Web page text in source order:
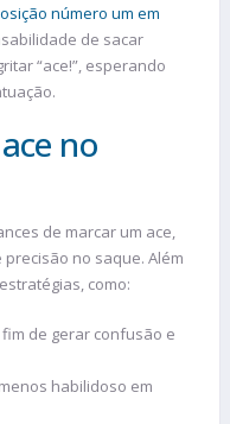
número um em
de sacar
“ace!”, esperando
no
de marcar um ace,
no saque. Além
como:
de gerar confusão e
habilidoso em